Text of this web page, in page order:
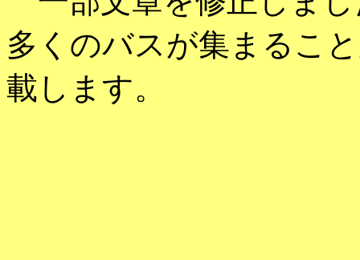
多くのバスが集まるこ
載します。